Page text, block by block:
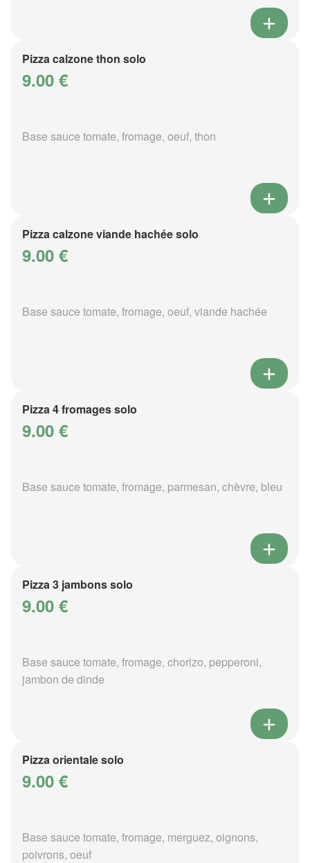
Pizza calzone thon solo
9.00 €
Base sauce tomate, fromage, oeuf, thon
Pizza calzone viande hachée solo
9.00 €
Base sauce tomate, fromage, oeuf, viande hachée
Pizza 4 fromages solo
9.00 €
Base sauce tomate, fromage, parmesan, chèvre, bleu
Pizza 3 jambons solo
9.00 €
Base sauce tomate, fromage, chorizo, pepperoni,
jambon de dinde
Pizza orientale solo
9.00 €
Base sauce tomate, fromage, merguez, oignons,
poivrons, oeuf